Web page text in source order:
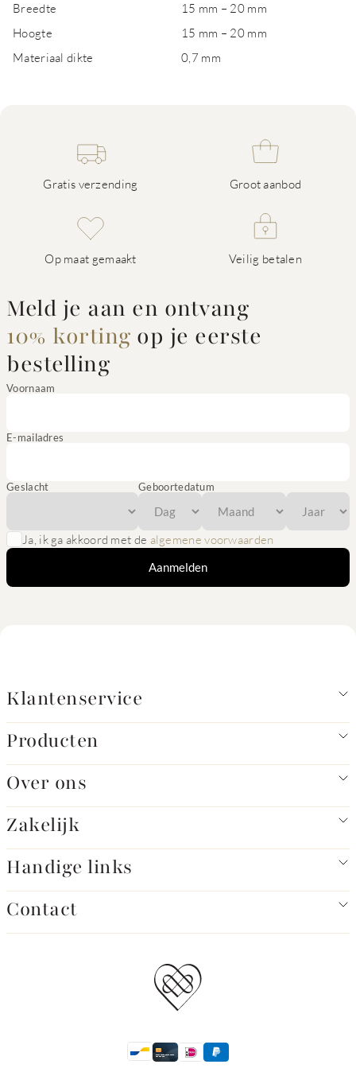
Breedte
15 mm – 20 mm
Hoogte
15 mm – 20 mm
Materiaal dikte
0,7 mm
Gratis verzending Groot aanbod
Op maat gemaakt Veilig betalen
Meld je aan en ontvang
10% korting op je eerste
bestelling
Voornaam
E-mailadres
Geslacht Geboortedatum
Ja, ik ga akkoord met de algemene voorwaarden
Aanmelden
Klantenservice
Producten
Over ons
Zakelijk
Handige links
Contact